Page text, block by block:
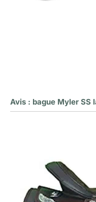
Avis : bague Myler SS